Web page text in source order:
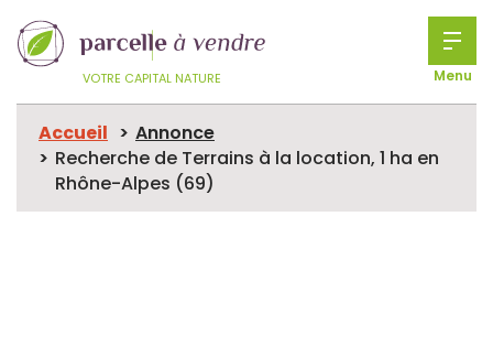
VOTRE CAPITAL NATURE Menu
Accueil
Annonce
Recherche de Terrains à la location, 1 ha en
Rhône-Alpes (69)